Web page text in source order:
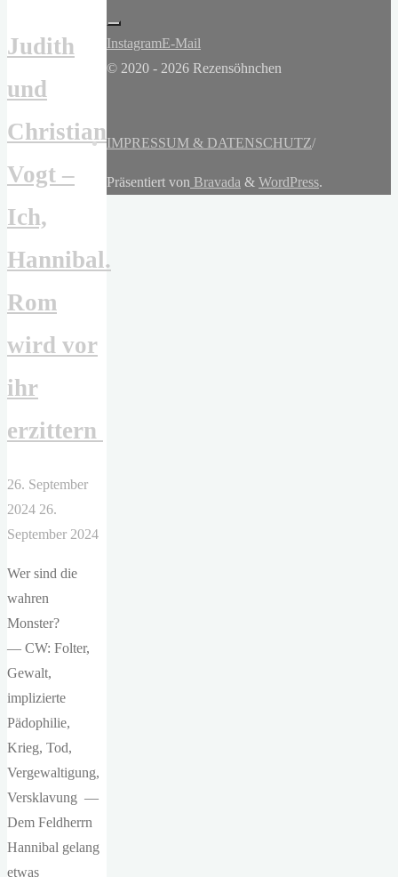
Judith
und
Christian
Vogt –
Ich,
Hannibal.
Rom
wird vor
ihr
erzittern
26. September
2024 26.
September 2024
Wer sind die
wahren
Monster?
— CW: Folter,
Gewalt,
implizierte
Pädophilie,
Krieg, Tod,
Vergewaltigung,
Versklavung —
Dem Feldherrn
Hannibal gelang
etwas
InstagramE-Mail
© 2020 - 2026 Rezensöhnchen
IMPRESSUM & DATENSCHUTZ/
Präsentiert von Bravada & WordPress.